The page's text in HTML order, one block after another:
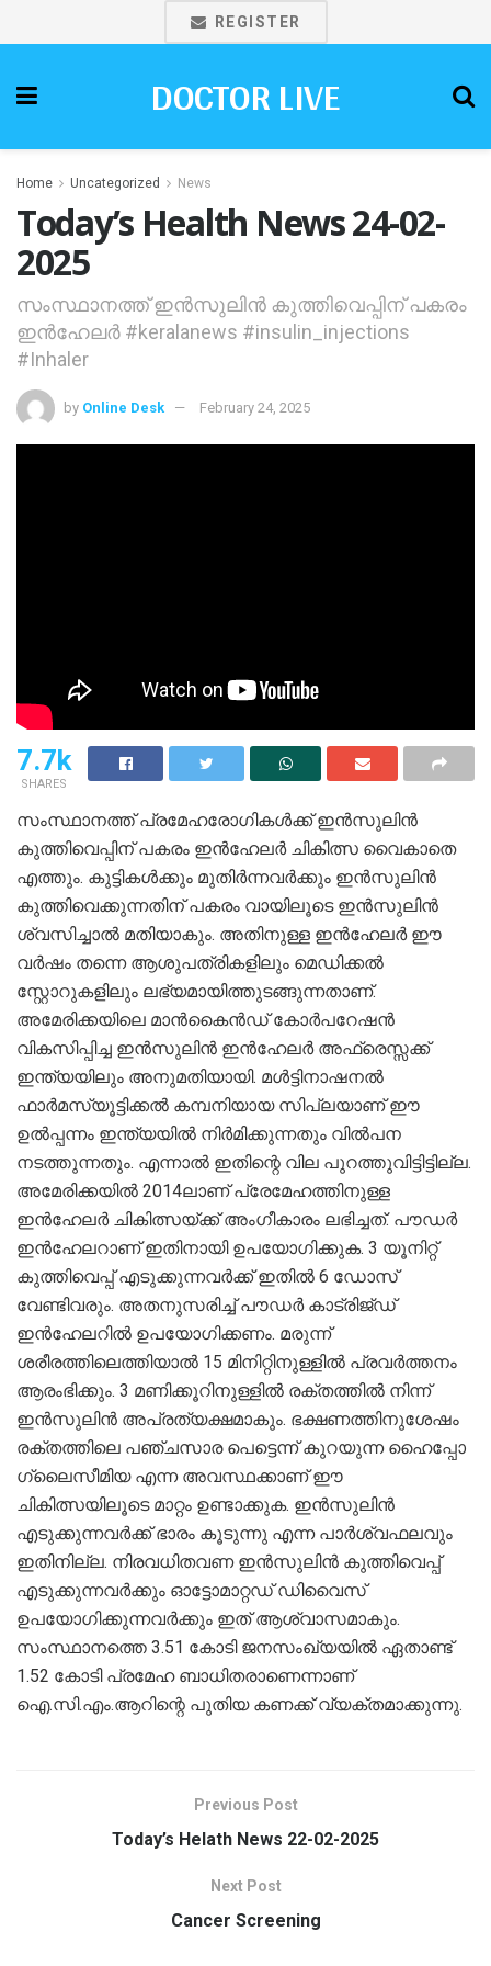
REGISTER
DOCTOR LIVE
Home Uncategorized News
Today’s Health News 24-02-
2025
സംസ്ഥാനത്ത് ഇൻസുലിൻ കുത്തിവെപ്പിന് പകരം
ഇൻഹേലർ #keralanews #insulin_injections
#Inhaler
by Online Desk February 24, 2025
7.7k
SHARES
സംസ്ഥാനത്ത് പ്രമേഹരോഗികള്‍ക്ക് ഇന്‍സുലിന്‍
കുത്തിവെപ്പിന് പകരം ഇന്‍ഹേലര്‍ ചികിത്സ വൈകാതെ
എത്തും. കുട്ടികള്‍ക്കും മുതിര്‍ന്നവര്‍ക്കും ഇന്‍സുലിന്‍
കുത്തിവെക്കുന്നതിന് പകരം വായിലൂടെ ഇന്‍സുലിന്‍
ശ്വസിച്ചാല്‍ മതിയാകും. അതിനുള്ള ഇന്‍ഹേലര്‍ ഈ
വര്‍ഷം തന്നെ ആശുപത്രികളിലും മെഡിക്കല്‍
സ്റ്റോറുകളിലും ലഭ്യമായിത്തുടങ്ങുന്നതാണ്.
അമേരിക്കയിലെ മാന്‍കൈന്‍ഡ് കോര്‍പറേഷന്‍
വികസിപ്പിച്ച ഇന്‍സുലിന്‍ ഇന്‍ഹേലര്‍ അഫ്രെസ്സക്ക്
ഇന്ത്യയിലും അനുമതിയായി. മള്‍ട്ടിനാഷനല്‍
ഫാര്‍മസ്യൂട്ടിക്കല്‍ കമ്പനിയായ സിപ്ലയാണ് ഈ
ഉൽപ്പന്നം ഇന്ത്യയില്‍ നിര്‍മിക്കുന്നതും വില്‍പന
നടത്തുന്നതും. എന്നാല്‍ ഇതിന്റെ വില പുറത്തുവിട്ടിട്ടില്ല.
അമേരിക്കയില്‍ 2014ലാണ് പ്രേമേഹത്തിനുള്ള
ഇൻഹേലർ ചികിത്സയ്ക്ക് അംഗീകാരം ലഭിച്ചത്. പൗഡര്‍
ഇന്‍ഹേലറാണ് ഇതിനായി ഉപയോഗിക്കുക. 3 യൂനിറ്റ്
കുത്തിവെപ്പ് എടുക്കുന്നവര്‍ക്ക് ഇതില്‍ 6 ഡോസ്
വേണ്ടിവരും. അതനുസരിച്ച് പൗഡര്‍ കാട്രിജ്ഡ്
ഇന്‍ഹേലറില്‍ ഉപയോഗിക്കണം. മരുന്ന്
ശരീരത്തിലെത്തിയാല്‍ 15 മിനിറ്റിനുള്ളില്‍ പ്രവര്‍ത്തനം
ആരംഭിക്കും. 3 മണിക്കൂറിനുള്ളില്‍ രക്തത്തില്‍ നിന്ന്
ഇന്‍സുലിന്‍ അപ്രത്യക്ഷമാകും. ഭക്ഷണത്തിനുശേഷം
രക്തത്തിലെ പഞ്ചസാര പെട്ടെന്ന് കുറയുന്ന ഹൈപ്പോ
ഗ്ലൈസീമിയ എന്ന അവസ്ഥക്കാണ് ഈ
ചികിത്സയിലൂടെ മാറ്റം ഉണ്ടാക്കുക. ഇന്‍സുലിന്‍
എടുക്കുന്നവര്‍ക്ക് ഭാരം കൂടുന്നു എന്ന പാര്‍ശ്വഫലവും
ഇതിനില്ല. നിരവധിതവണ ഇന്‍സുലിന്‍ കുത്തിവെപ്പ്
എടുക്കുന്നവര്‍ക്കും ഓട്ടോമാറ്റഡ് ഡിവൈസ്
ഉപയോഗിക്കുന്നവര്‍ക്കും ഇത് ആശ്വാസമാകും.
സംസ്ഥാനത്തെ 3.51 കോടി ജനസംഖ്യയില്‍ ഏതാണ്ട്
1.52 കോടി പ്രമേഹ ബാധിതരാണെന്നാണ്
ഐ.സി.എം.ആറിന്റെ പുതിയ കണക്ക് വ്യക്തമാക്കുന്നു.
Previous Post
Today’s Helath News 22-02-2025
Next Post
Cancer Screening